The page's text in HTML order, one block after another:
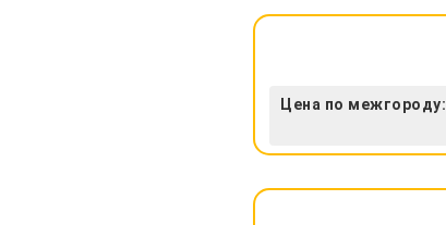
Цена по межгороду: